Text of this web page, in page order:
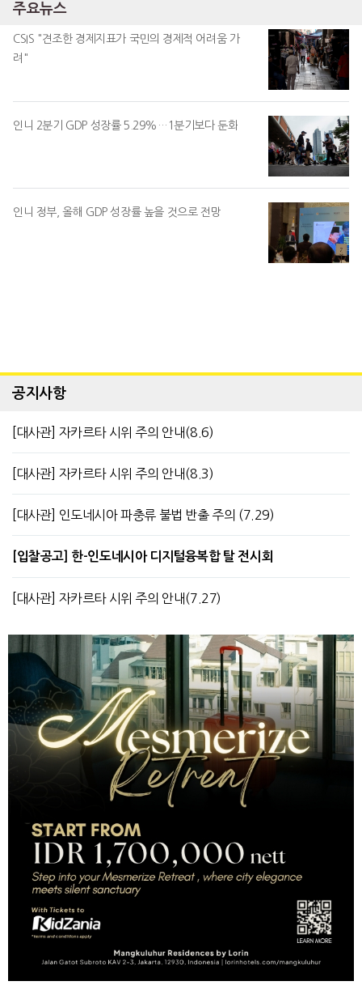
주요뉴스
CSIS "견조한 경제지표가 국민의 경제적 어려움 가
려"
인니 2분기 GDP 성장률 5.29%…1분기보다 둔화
인니 정부, 올해 GDP 성장률 높을 것으로 전망
공지사항
[대사관] 자카르타 시위 주의 안내(8.6)
[대사관] 자카르타 시위 주의 안내(8.3)
[대사관] 인도네시아 파충류 불법 반출 주의 (7.29)
[입찰공고] 한-인도네시아 디지털융복합 탈 전시회
[대사관] 자카르타 시위 주의 안내(7.27)